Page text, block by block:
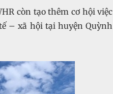
còn tạo thêm cơ hội việc
– xã hội tại huyện Quỳnh